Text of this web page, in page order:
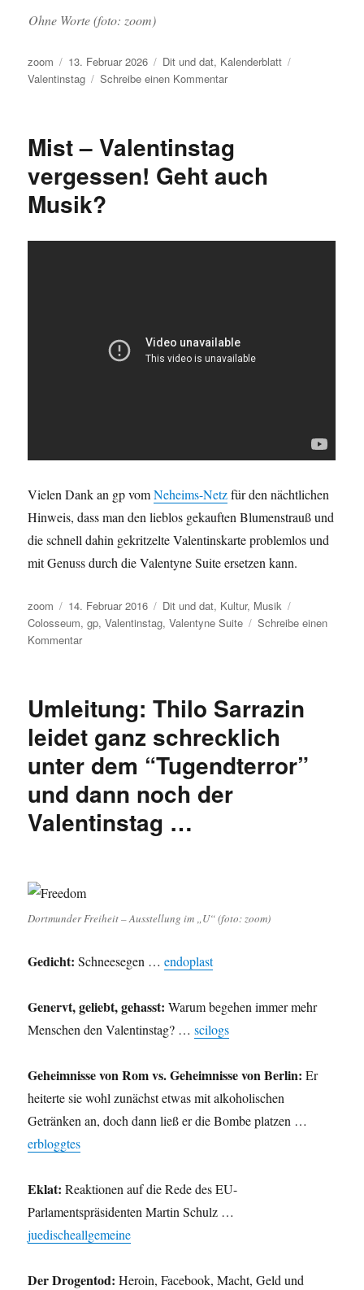
Ohne Worte (foto: zoom)
Autor
zoom
Veröffentlicht
am
13. Februar 2026 Kategorien
Dit und dat, Kalenderblatt
Valentinstag
Schreibe einen Kommentarzu
may
concern:
Tomorrow
Mist – Valentinstag
vergessen! Geht auch
Musik?
Vielen Dank an gp vomNeheims-Netzfür den nächtlichen
Hinweis, dass man den lieblos gekauften Blumenstrauß und
die schnell dahin gekritzelte Valentinskarte problemlos und
mit Genuss durch die Valentyne Suite ersetzen kann.
Autor
zoom
Veröffentlicht
am
14. Februar 2016 Kategorien
Dit und dat, Kultur, Musik
Colosseum,gp,Valentinstag,Valentyne Suite
Schreibe einen
Kommentarzu
vergessen!
auch
Musik?
Umleitung: Thilo Sarrazin
leidet ganz schrecklich
unter dem “Tugendterror”
und dann noch der
Valentinstag …
Dortmunder Freiheit – Ausstellung im „U“ (foto: zoom)
Gedicht: Schneesegen …endoplast
Genervt, geliebt, gehasst: Warum begehen immer mehr
Menschen den Valentinstag? …scilogs
Geheimnisse von Rom vs. Geheimnisse von Berlin: Er
heiterte sie wohl zunächst etwas mit alkoholischen
Getränken an, doch dann ließ er die Bombe platzen …
erbloggtes
Eklat: Reaktionen auf die Rede des EU-
Parlamentspräsidenten Martin Schulz …
juedischeallgemeine
Der Drogentod: Heroin, Facebook, Macht, Geld und